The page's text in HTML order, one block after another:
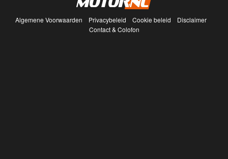
Algemene Voorwaarden Privacybeleid Cookie beleid
Disclaimer
Contact & Colofon